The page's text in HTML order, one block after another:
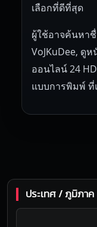
เลือกที่ดีที่สุด
ผู้ใช้อาจค้นหา
VoJKuDee, ดู
ออนไลน์ 24
แบบการพิมพ์ ที่
ประเทศ / ภูมิภาค